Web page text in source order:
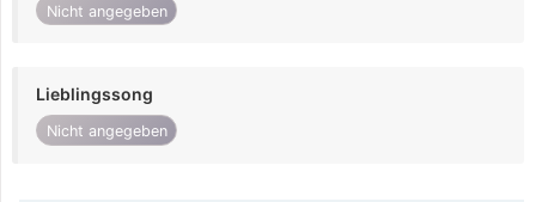
Nicht angegeben
Lieblingssong
Nicht angegeben